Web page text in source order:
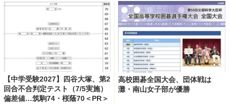
【中学受験2027】四谷大塚、第2
回合不合判定テスト（7/5実施）
偏差値…筑駒74・桜蔭70＜PR＞
高校囲碁全国大会、団体戦は
灘・南山女子部が優勝